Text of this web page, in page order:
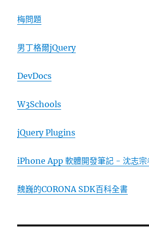
梅問題
男丁格爾jQuery
DevDocs
W3Schools
jQuery Plugins
iPhone App 軟體開發筆記 - 沈志宗
魏巍的CORONA SDK百科全書